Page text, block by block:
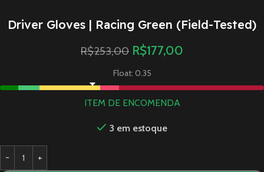
Driver Gloves | Racing Green (Field-Tested)
R$253,00 R$177,00
Float: 0.35
ITEM DE ENCOMENDA
3 em estoque